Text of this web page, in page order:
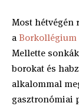
Most hétvégén
a
Mellette
borokat és
alkalommal
gasztronómiai